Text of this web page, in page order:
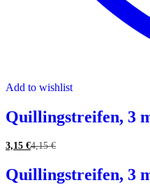
Add to wishlist
Quillingstreifen, 3
3,15 €4,15€
Quillingstreifen, 3